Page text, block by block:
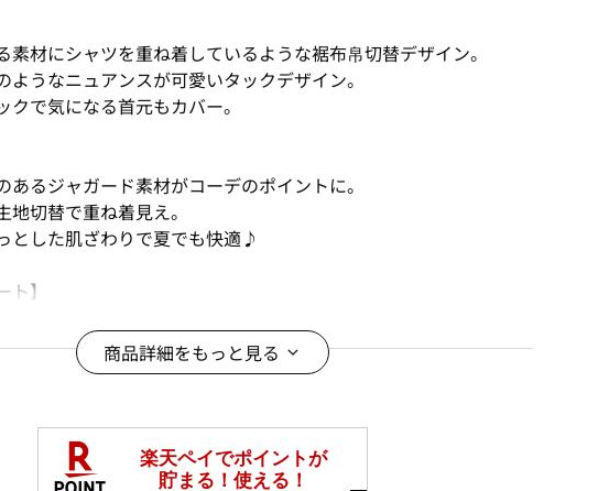
素材にシャツを重ね着しているような裾布帛切替デザイン。
ようなニュアンスが可愛いタックデザイン。
クで気になる首元もカバー。
あるジャガード素材がコーデのポイントに。
地切替で重ね着見え。
とした肌ざわりで夏でも快適♪
ト】
ムと合わせた大人カジュアルな休日スタイルもかわいい。
パードパンツと合わせて夏のオフィスカジュアルコーデにも。
＊＊＊＊＊＊＊＊＊＊＊＊＊＊＊
コメント】
商品詳細をもっと見る